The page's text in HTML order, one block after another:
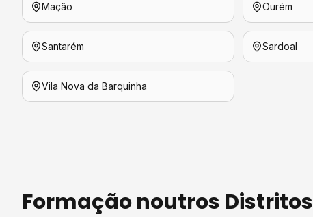
Mação Ourém
Santarém Sardoal
Vila Nova da Barquinha
Formaçãonoutros Distritos